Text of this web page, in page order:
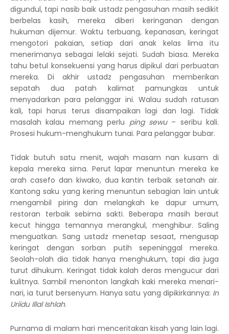
digundul, tapi nasib baik ustadz pengasuhan masih sedikit
berbelas kasih, mereka diberi keringanan dengan
hukuman dijemur. Waktu terbuang, kepanasan, keringat
mengotori pakaian, setiap dari anak kelas lima itu
menerimanya sebagai lelaki sejati. Sudah biasa. Mereka
tahu betul konsekuensi yang harus dipikul dari perbuatan
mereka. Di akhir ustadz pengasuhan memberikan
sepatah dua patah kalimat pamungkas untuk
menyadarkan para pelanggar ini. Walau sudah ratusan
kali, tapi harus terus disampaikan lagi dan lagi. Tidak
masalah kalau memang perlu ping sewu– seribu kali.
Prosesi hukum-menghukum tunai. Para pelanggar bubar.
Tidak butuh satu menit, wajah masam nan kusam di
kepala mereka sirna. Perut lapar menuntun mereka ke
arah casefo dan kiwako, dua kantin terbaik setanah air.
Kantong saku yang kering menuntun sebagian lain untuk
mengambil piring dan melangkah ke dapur umum,
restoran terbaik sebima sakti. Beberapa masih beraut
kecut hingga temannya merangkul, menghibur. Saling
menguatkan. Sang ustadz menetap sesaat, mengusap
keringat dengan sorban putih sepeninggal mereka.
Seolah-olah dia tidak hanya menghukum, tapi dia juga
turut dihukum. Keringat tidak kalah deras mengucur dari
kulitnya. Sambil menonton langkah kaki mereka menari-
nari, ia turut bersenyum. Hanya satu yang dipikirkannya: In
Uriidu Illal Ishlah.
Purnama di malam hari menceritakan kisah yang lain lagi.